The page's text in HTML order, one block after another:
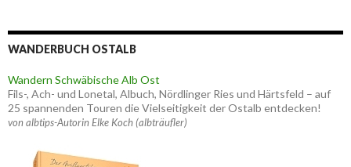
WANDERBUCH OSTALB
Wandern Schwäbische Alb Ost
Fils-, Ach- und Lonetal, Albuch, Nördlinger Ries und Härtsfeld – auf
25 spannenden Touren die Vielseitigkeit der Ostalb entdecken!
von albtips-Autorin Elke Koch (albträufler)